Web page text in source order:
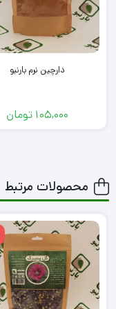
دارچین نرم بارنبو
105,000 تومان
محصولات مرتبط